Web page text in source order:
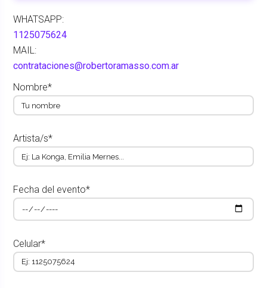
WHATSAPP:
1125075624
MAIL:
contrataciones@robertoramasso.com.ar
Nombre*
Artista/s*
Fecha del evento*
Celular*